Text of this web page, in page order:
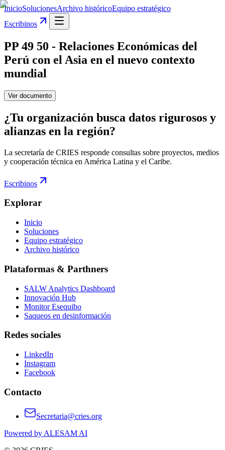
InicioSolucionesArchivo históricoEquipo estratégico
Escribinos
PP 49 50 - Relaciones Económicas del
Perú con el Asia en el nuevo contexto
mundial
Ver documento
¿Tu organización busca datos rigurosos y
alianzas en la región?
La secretaría de CRIES responde consultas sobre proyectos, medios
y cooperación técnica en América Latina y el Caribe.
Escribinos
Explorar
Inicio
Soluciones
Equipo estratégico
Archivo histórico
Plataformas & Parthners
SALW Analytics Dashboard
Innovación Hub
Monitor Esequibo
Saqueos en desinformación
Redes sociales
LinkedIn
Instagram
Facebook
Contacto
Secretaria@cries.org
Powered by ALESAM AI